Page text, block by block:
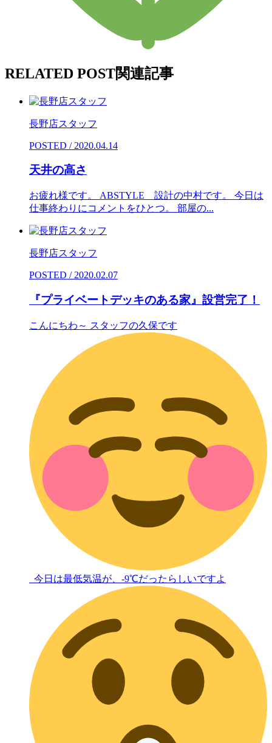
RELATED POST関連記事
長野店スタッフ
POSTED / 2020.04.14
天井の高さ
お疲れ様です。 ABSTYLE 設計の中村です。 今日は
仕事終わりにコメントをひとつ。 部屋の...
長野店スタッフ
POSTED / 2020.02.07
『プライベートデッキのある家』設営完了！
こんにちわ～ スタッフの久保です
今日は最低気温が、-9℃だったらしいですよ